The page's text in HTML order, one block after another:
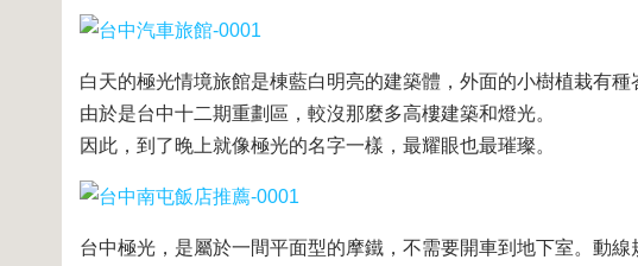
白天的極光情境旅館是棟藍白明亮的建築體，外面的小樹植栽有種
由於是台中十二期重劃區，較沒那麼多高樓建築和燈光。
因此，到了晚上就像極光的名字一樣，最耀眼也最璀璨。
台中極光，是屬於一間平面型的摩鐵，不需要開車到地下室。動